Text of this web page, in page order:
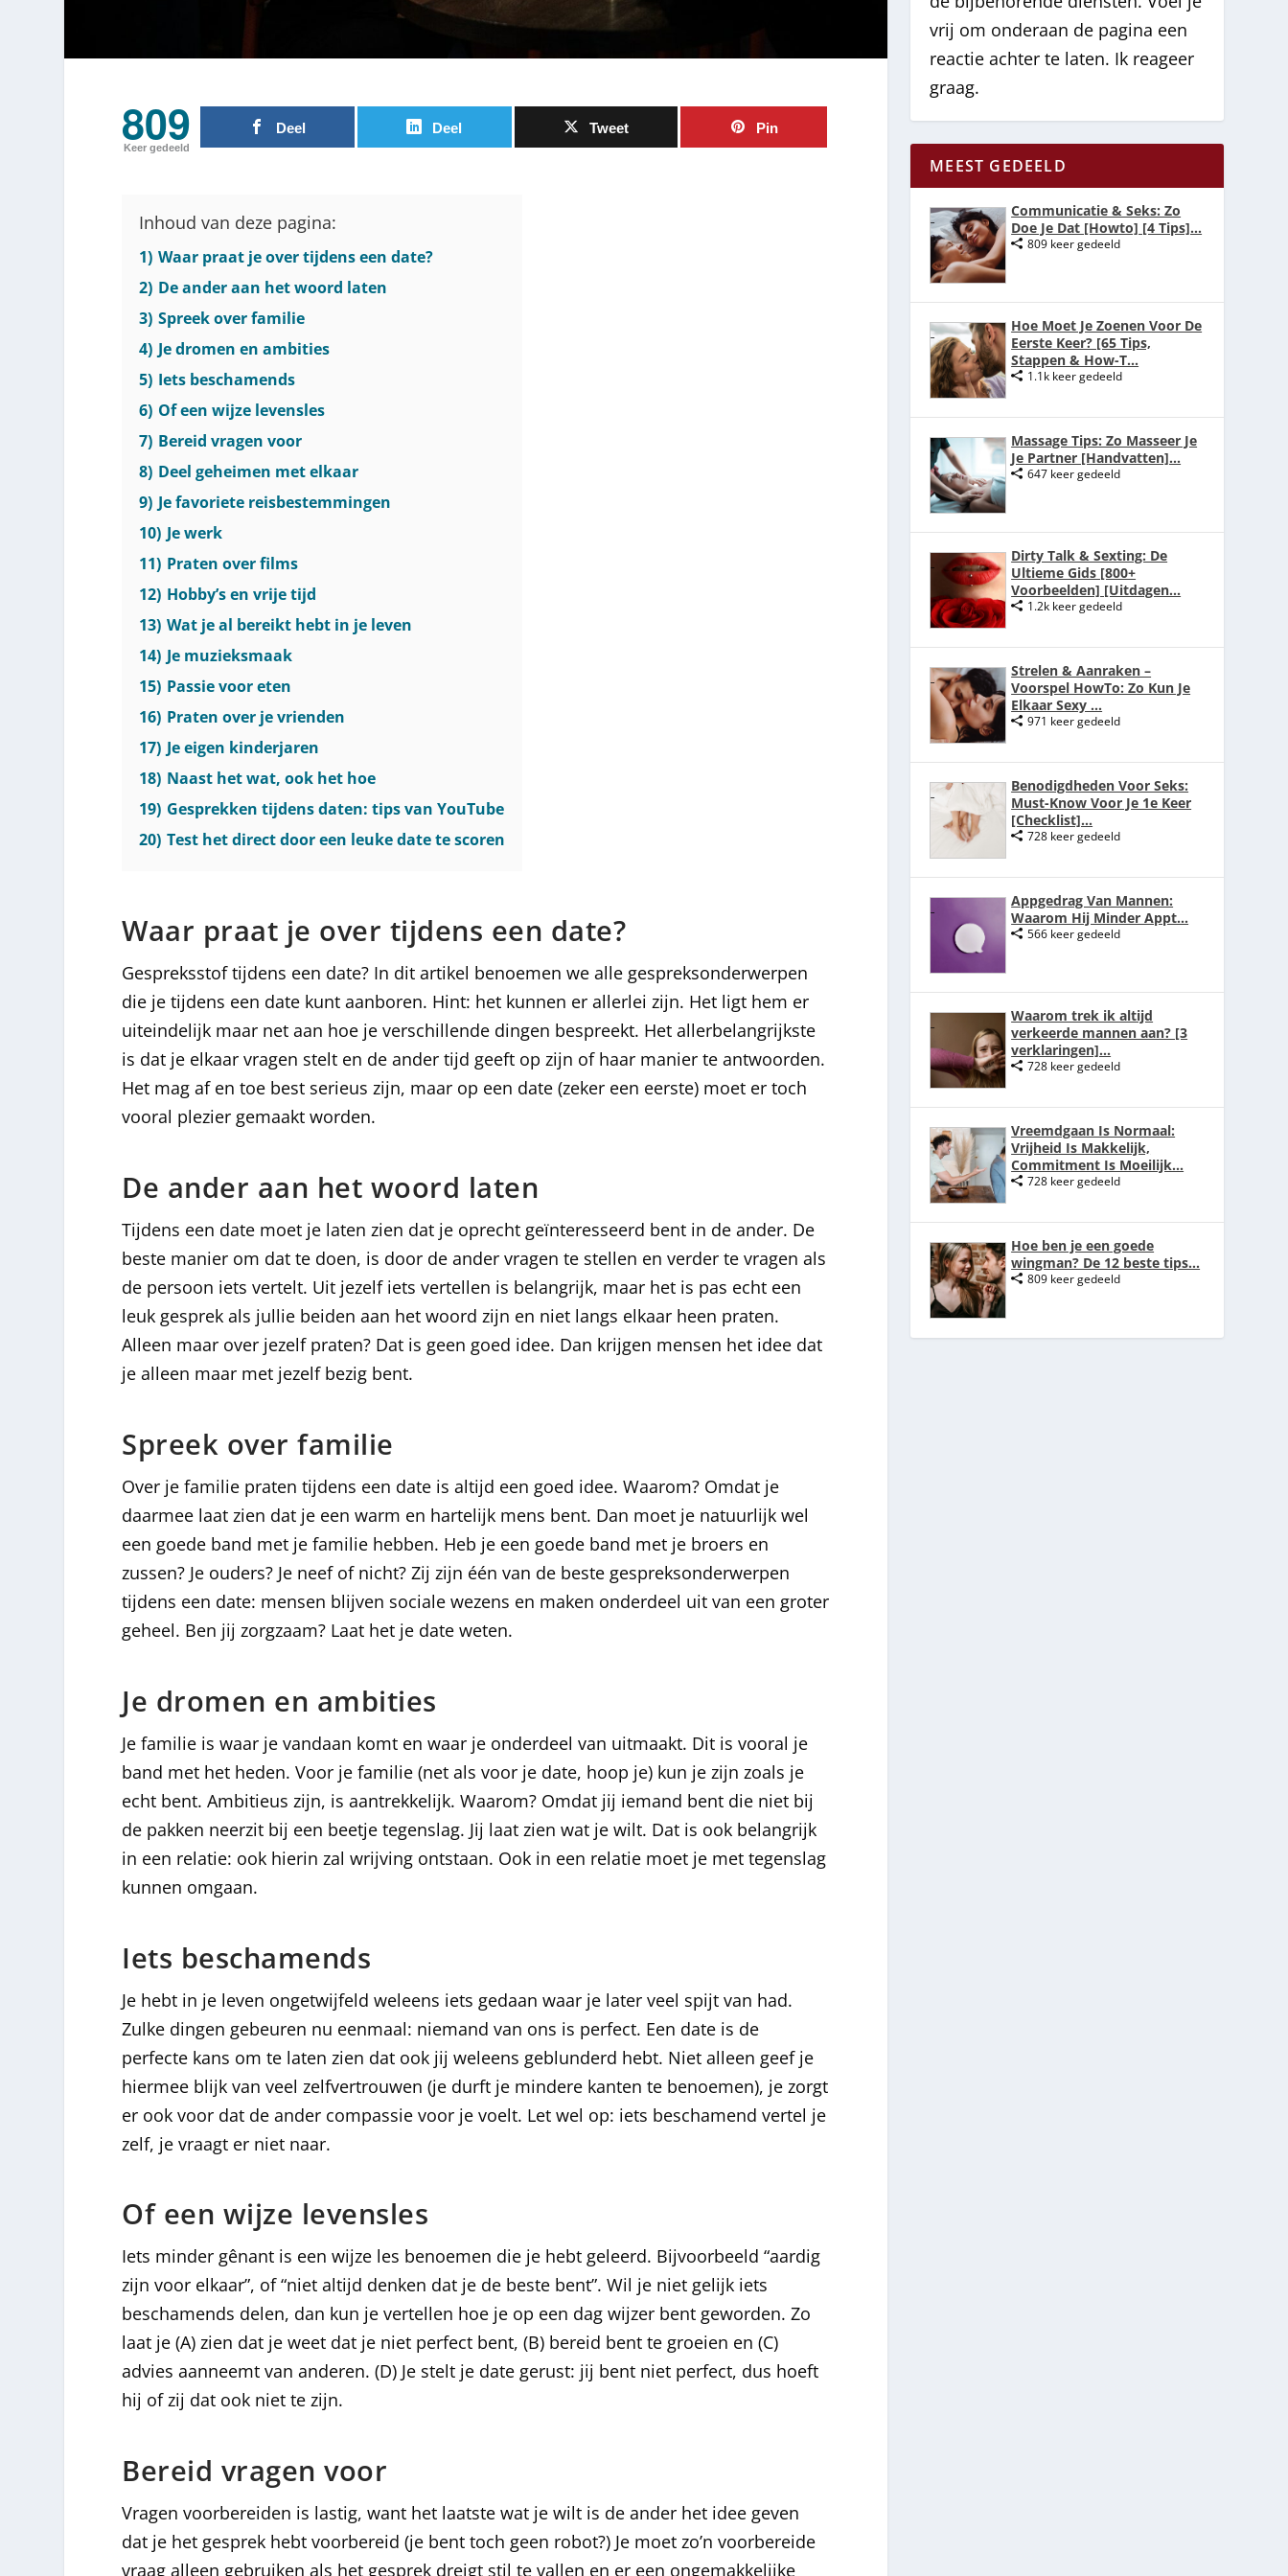
809
Keer gedeeld
Deel Deel Tweet Pin
Inhoud van deze pagina:
1) Waar praat je over tijdens een date?
2) De ander aan het woord laten
3) Spreek over familie
4) Je dromen en ambities
5) Iets beschamends
6) Of een wijze levensles
7) Bereid vragen voor
8) Deel geheimen met elkaar
9) Je favoriete reisbestemmingen
10) Je werk
11) Praten over films
12) Hobby’s en vrije tijd
13) Wat je al bereikt hebt in je leven
14) Je muzieksmaak
15) Passie voor eten
16) Praten over je vrienden
17) Je eigen kinderjaren
18) Naast het wat, ook het hoe
19) Gesprekken tijdens daten: tips van YouTube
20) Test het direct door een leuke date te scoren
Waar praat je over tijdens een date?
Gespreksstof tijdens een date? In dit artikel benoemen we alle gespreksonderwerpen
die je tijdens een date kunt aanboren. Hint: het kunnen er allerlei zijn. Het ligt hem er
uiteindelijk maar net aan hoe je verschillende dingen bespreekt. Het allerbelangrijkste
is dat je elkaar vragen stelt en de ander tijd geeft op zijn of haar manier te antwoorden.
Het mag af en toe best serieus zijn, maar op een date (zeker een eerste) moet er toch
vooral plezier gemaakt worden.
De ander aan het woord laten
Tijdens een date moet je laten zien dat je oprecht geïnteresseerd bent in de ander. De
beste manier om dat te doen, is door de ander vragen te stellen en verder te vragen als
de persoon iets vertelt. Uit jezelf iets vertellen is belangrijk, maar het is pas echt een
leuk gesprek als jullie beiden aan het woord zijn en niet langs elkaar heen praten.
Alleen maar over jezelf praten? Dat is geen goed idee. Dan krijgen mensen het idee dat
je alleen maar met jezelf bezig bent.
Spreek over familie
Over je familie praten tijdens een date is altijd een goed idee. Waarom? Omdat je
daarmee laat zien dat je een warm en hartelijk mens bent. Dan moet je natuurlijk wel
een goede band met je familie hebben. Heb je een goede band met je broers en
zussen? Je ouders? Je neef of nicht? Zij zijn één van de beste gespreksonderwerpen
tijdens een date: mensen blijven sociale wezens en maken onderdeel uit van een groter
geheel. Ben jij zorgzaam? Laat het je date weten.
Je dromen en ambities
Je familie is waar je vandaan komt en waar je onderdeel van uitmaakt. Dit is vooral je
band met het heden. Voor je familie (net als voor je date, hoop je) kun je zijn zoals je
echt bent. Ambitieus zijn, is aantrekkelijk. Waarom? Omdat jij iemand bent die niet bij
de pakken neerzit bij een beetje tegenslag. Jij laat zien wat je wilt. Dat is ook belangrijk
in een relatie: ook hierin zal wrijving ontstaan. Ook in een relatie moet je met tegenslag
kunnen omgaan.
Iets beschamends
Je hebt in je leven ongetwijfeld weleens iets gedaan waar je later veel spijt van had.
Zulke dingen gebeuren nu eenmaal: niemand van ons is perfect. Een date is de
perfecte kans om te laten zien dat ook jij weleens geblunderd hebt. Niet alleen geef je
hiermee blijk van veel zelfvertrouwen (je durft je mindere kanten te benoemen), je zorgt
er ook voor dat de ander compassie voor je voelt. Let wel op: iets beschamend vertel je
zelf, je vraagt er niet naar.
Of een wijze levensles
Iets minder gênant is een wijze les benoemen die je hebt geleerd. Bijvoorbeeld “aardig
zijn voor elkaar”, of “niet altijd denken dat je de beste bent”. Wil je niet gelijk iets
beschamends delen, dan kun je vertellen hoe je op een dag wijzer bent geworden. Zo
laat je (A) zien dat je weet dat je niet perfect bent, (B) bereid bent te groeien en (C)
advies aanneemt van anderen. (D) Je stelt je date gerust: jij bent niet perfect, dus hoeft
hij of zij dat ook niet te zijn.
Bereid vragen voor
Vragen voorbereiden is lastig, want het laatste wat je wilt is de ander het idee geven
dat je het gesprek hebt voorbereid (je bent toch geen robot?) Je moet zo’n voorbereide
vraag alleen gebruiken als het gesprek dreigt stil te vallen en er een ongemakkelijke
vrij om onderaan de pagina een
reactie achter te laten. Ik reageer
graag.
MEEST GEDEELD
Communicatie & Seks: Zo
Doe Je Dat [Howto] [4 Tips]...
809 keer gedeeld
Hoe Moet Je Zoenen Voor De
Eerste Keer? [65 Tips,
Stappen & How-T...
1.1k keer gedeeld
Massage Tips: Zo Masseer Je
Je Partner [Handvatten]...
647 keer gedeeld
Dirty Talk & Sexting: De
Ultieme Gids [800+
Voorbeelden] [Uitdagen...
1.2k keer gedeeld
Strelen & Aanraken –
Voorspel HowTo: Zo Kun Je
Elkaar Sexy ...
971 keer gedeeld
Benodigdheden Voor Seks:
Must-Know Voor Je 1e Keer
[Checklist]...
728 keer gedeeld
Appgedrag Van Mannen:
Waarom Hij Minder Appt...
566 keer gedeeld
Waarom trek ik altijd
verkeerde mannen aan? [3
verklaringen]...
728 keer gedeeld
Vreemdgaan Is Normaal:
Vrijheid Is Makkelijk,
Commitment Is Moeilijk...
728 keer gedeeld
Hoe ben je een goede
wingman? De 12 beste tips...
809 keer gedeeld